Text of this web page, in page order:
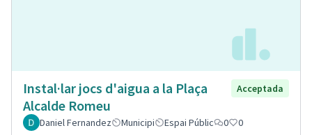
Instal·lar jocs d'aigua a la Plaça
Alcalde Romeu
Acceptada
Daniel Fernandez Municipi Espai Públic 0 0